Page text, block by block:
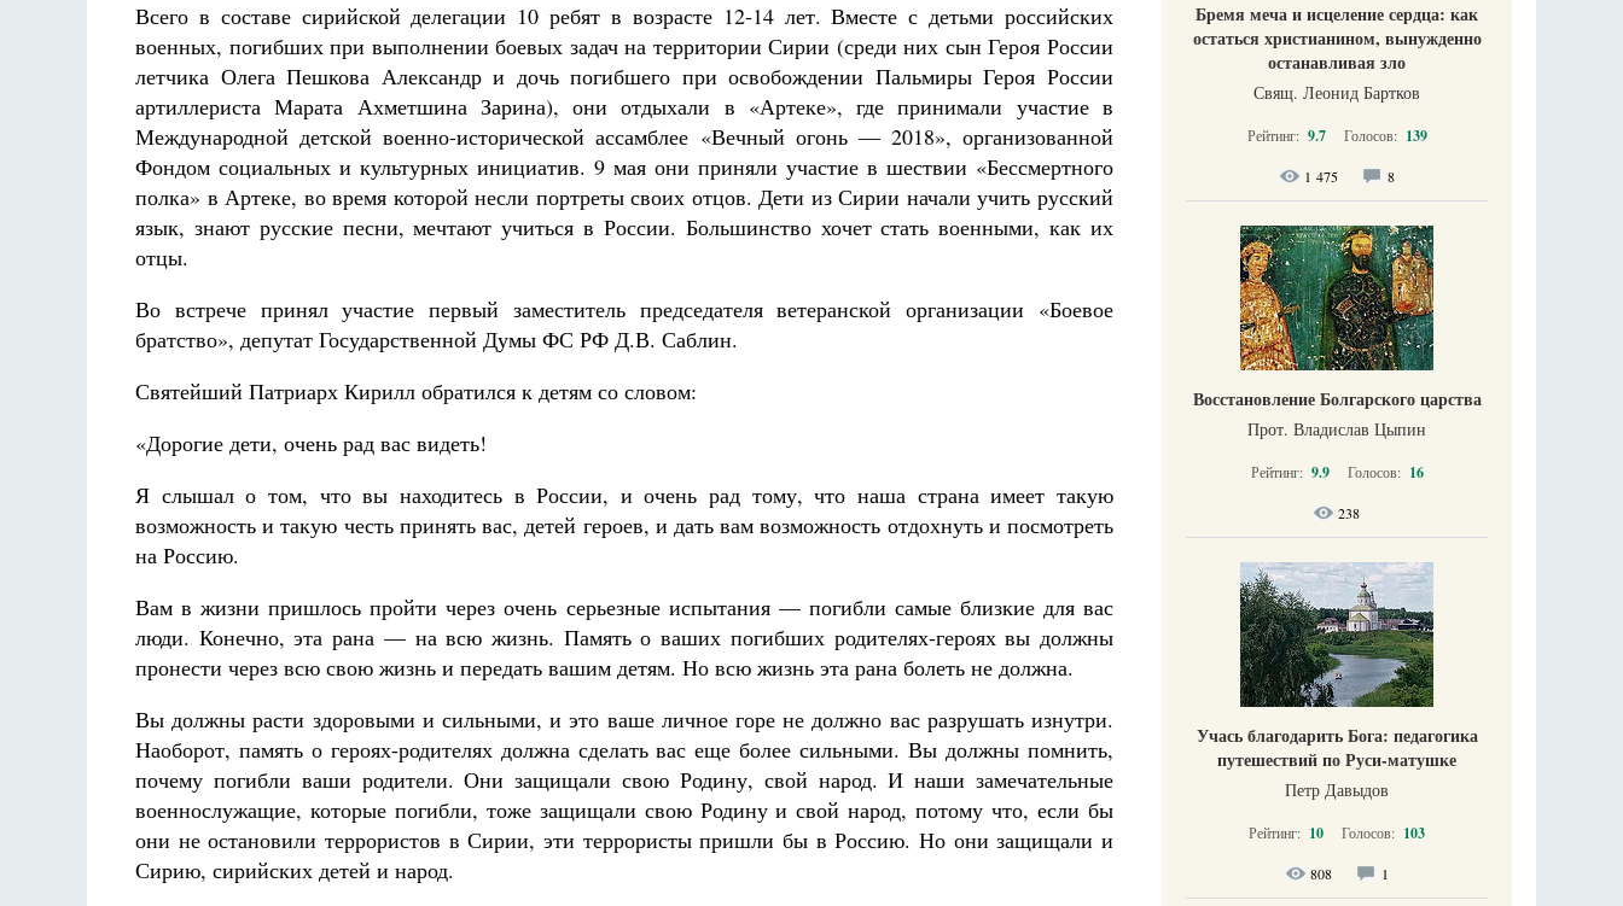
Всего в составе сирийской делегации 10 ребят в возрасте 12-14 лет. Вместе с детьми российских
военных, погибших при выполнении боевых задач на территории Сирии (среди них сын Героя России
летчика Олега Пешкова Александр и дочь погибшего при освобождении Пальмиры Героя России
артиллериста Марата Ахметшина Зарина), они отдыхали в «Артеке», где принимали участие в
Международной детской военно-исторической ассамблее «Вечный огонь — 2018», организованной
Фондом социальных и культурных инициатив. 9 мая они приняли участие в шествии «Бессмертного
полка» в Артеке, во время которой несли портреты своих отцов. Дети из Сирии начали учить русский
язык, знают русские песни, мечтают учиться в России. Большинство хочет стать военными, как их
отцы.
Во встрече принял участие первый заместитель председателя ветеранской организации «Боевое
братство», депутат Государственной Думы ФС РФ Д.В. Саблин.
Святейший Патриарх Кирилл обратился к детям со словом:
«Дорогие дети, очень рад вас видеть!
Я слышал о том, что вы находитесь в России, и очень рад тому, что наша страна имеет такую
возможность и такую честь принять вас, детей героев, и дать вам возможность отдохнуть и посмотреть
на Россию.
Вам в жизни пришлось пройти через очень серьезные испытания — погибли самые близкие для вас
люди. Конечно, эта рана — на всю жизнь. Память о ваших погибших родителях-героях вы должны
пронести через всю свою жизнь и передать вашим детям. Но всю жизнь эта рана болеть не должна.
Вы должны расти здоровыми и сильными, и это ваше личное горе не должно вас разрушать изнутри.
Наоборот, память о героях-родителях должна сделать вас еще более сильными. Вы должны помнить,
почему погибли ваши родители. Они защищали свою Родину, свой народ. И наши замечательные
военнослужащие, которые погибли, тоже защищали свою Родину и свой народ, потому что, если бы
они не остановили террористов в Сирии, эти террористы пришли бы в Россию. Но они защищали и
Сирию, сирийских детей и народ.
Бремя меча и исцеление сердца: как
остаться христианином, вынужденно
останавливая зло
Свящ. Леонид Бартков
Рейтинг: 9.7 Голосов: 139
1 475 8
Восстановление Болгарского царства
Прот. Владислав Цыпин
Рейтинг: 9.9 Голосов: 16
238
Учась благодарить Бога: педагогика
путешествий по Руси-матушке
Петр Давыдов
Рейтинг: 10 Голосов: 103
808 1